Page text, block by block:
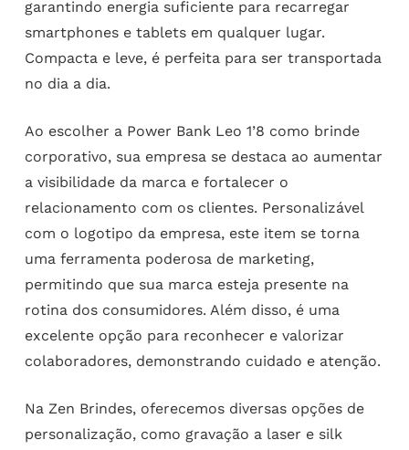
garantindo energia suficiente para recarregar
smartphones e tablets em qualquer lugar.
Compacta e leve, é perfeita para ser transportada
no dia a dia.
Ao escolher a Power Bank Leo 1’8 como brinde
corporativo, sua empresa se destaca ao aumentar
a visibilidade da marca e fortalecer o
relacionamento com os clientes. Personalizável
com o logotipo da empresa, este item se torna
uma ferramenta poderosa de marketing,
permitindo que sua marca esteja presente na
rotina dos consumidores. Além disso, é uma
excelente opção para reconhecer e valorizar
colaboradores, demonstrando cuidado e atenção.
Na Zen Brindes, oferecemos diversas opções de
personalização, como gravação a laser e silk